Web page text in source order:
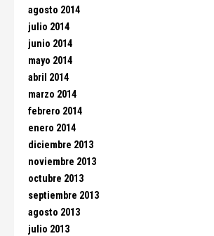
agosto 2014
julio 2014
junio 2014
mayo 2014
abril 2014
marzo 2014
febrero 2014
enero 2014
diciembre 2013
noviembre 2013
octubre 2013
septiembre 2013
agosto 2013
julio 2013